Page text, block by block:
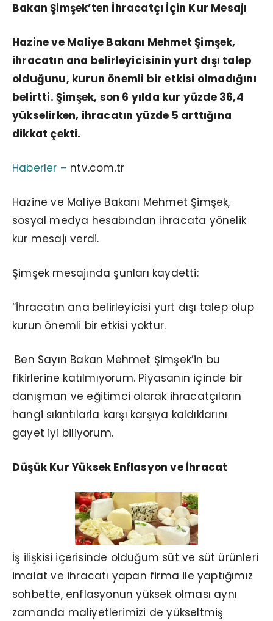
Bakan Şimşek’ten İhracatçı İçin Kur Mesajı
Hazine ve Maliye Bakanı Mehmet Şimşek,
ihracatın ana belirleyicisinin yurt dışı talep
olduğunu, kurun önemli bir etkisi olmadığını
belirtti. Şimşek, son 6 yılda kur yüzde 36,4
yükselirken, ihracatın yüzde 5 arttığına
dikkat çekti.
Haberler – ntv.com.tr
Hazine ve Maliye Bakanı Mehmet Şimşek,
sosyal medya hesabından ihracata yönelik
kur mesajı verdi.
Şimşek mesajında şunları kaydetti:
“İhracatın ana belirleyicisi yurt dışı talep olup
kurun önemli bir etkisi yoktur.
Ben Sayın Bakan Mehmet Şimşek’in bu
fikirlerine katılmıyorum. Piyasanın içinde bir
danışman ve eğitimci olarak ihracatçıların
hangi sıkıntılarla karşı karşıya kaldıklarını
gayet iyi biliyorum.
Düşük Kur Yüksek Enflasyon ve İhracat
İş ilişkisi içerisinde olduğum süt ve süt ürünleri
imalat ve ihracatı yapan firma ile yaptığımız
sohbette, enflasyonun yüksek olması aynı
zamanda maliyetlerimizi de yükseltmiş